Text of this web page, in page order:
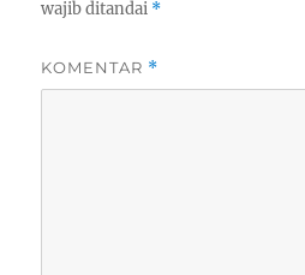
wajib ditandai *
KOMENTAR *